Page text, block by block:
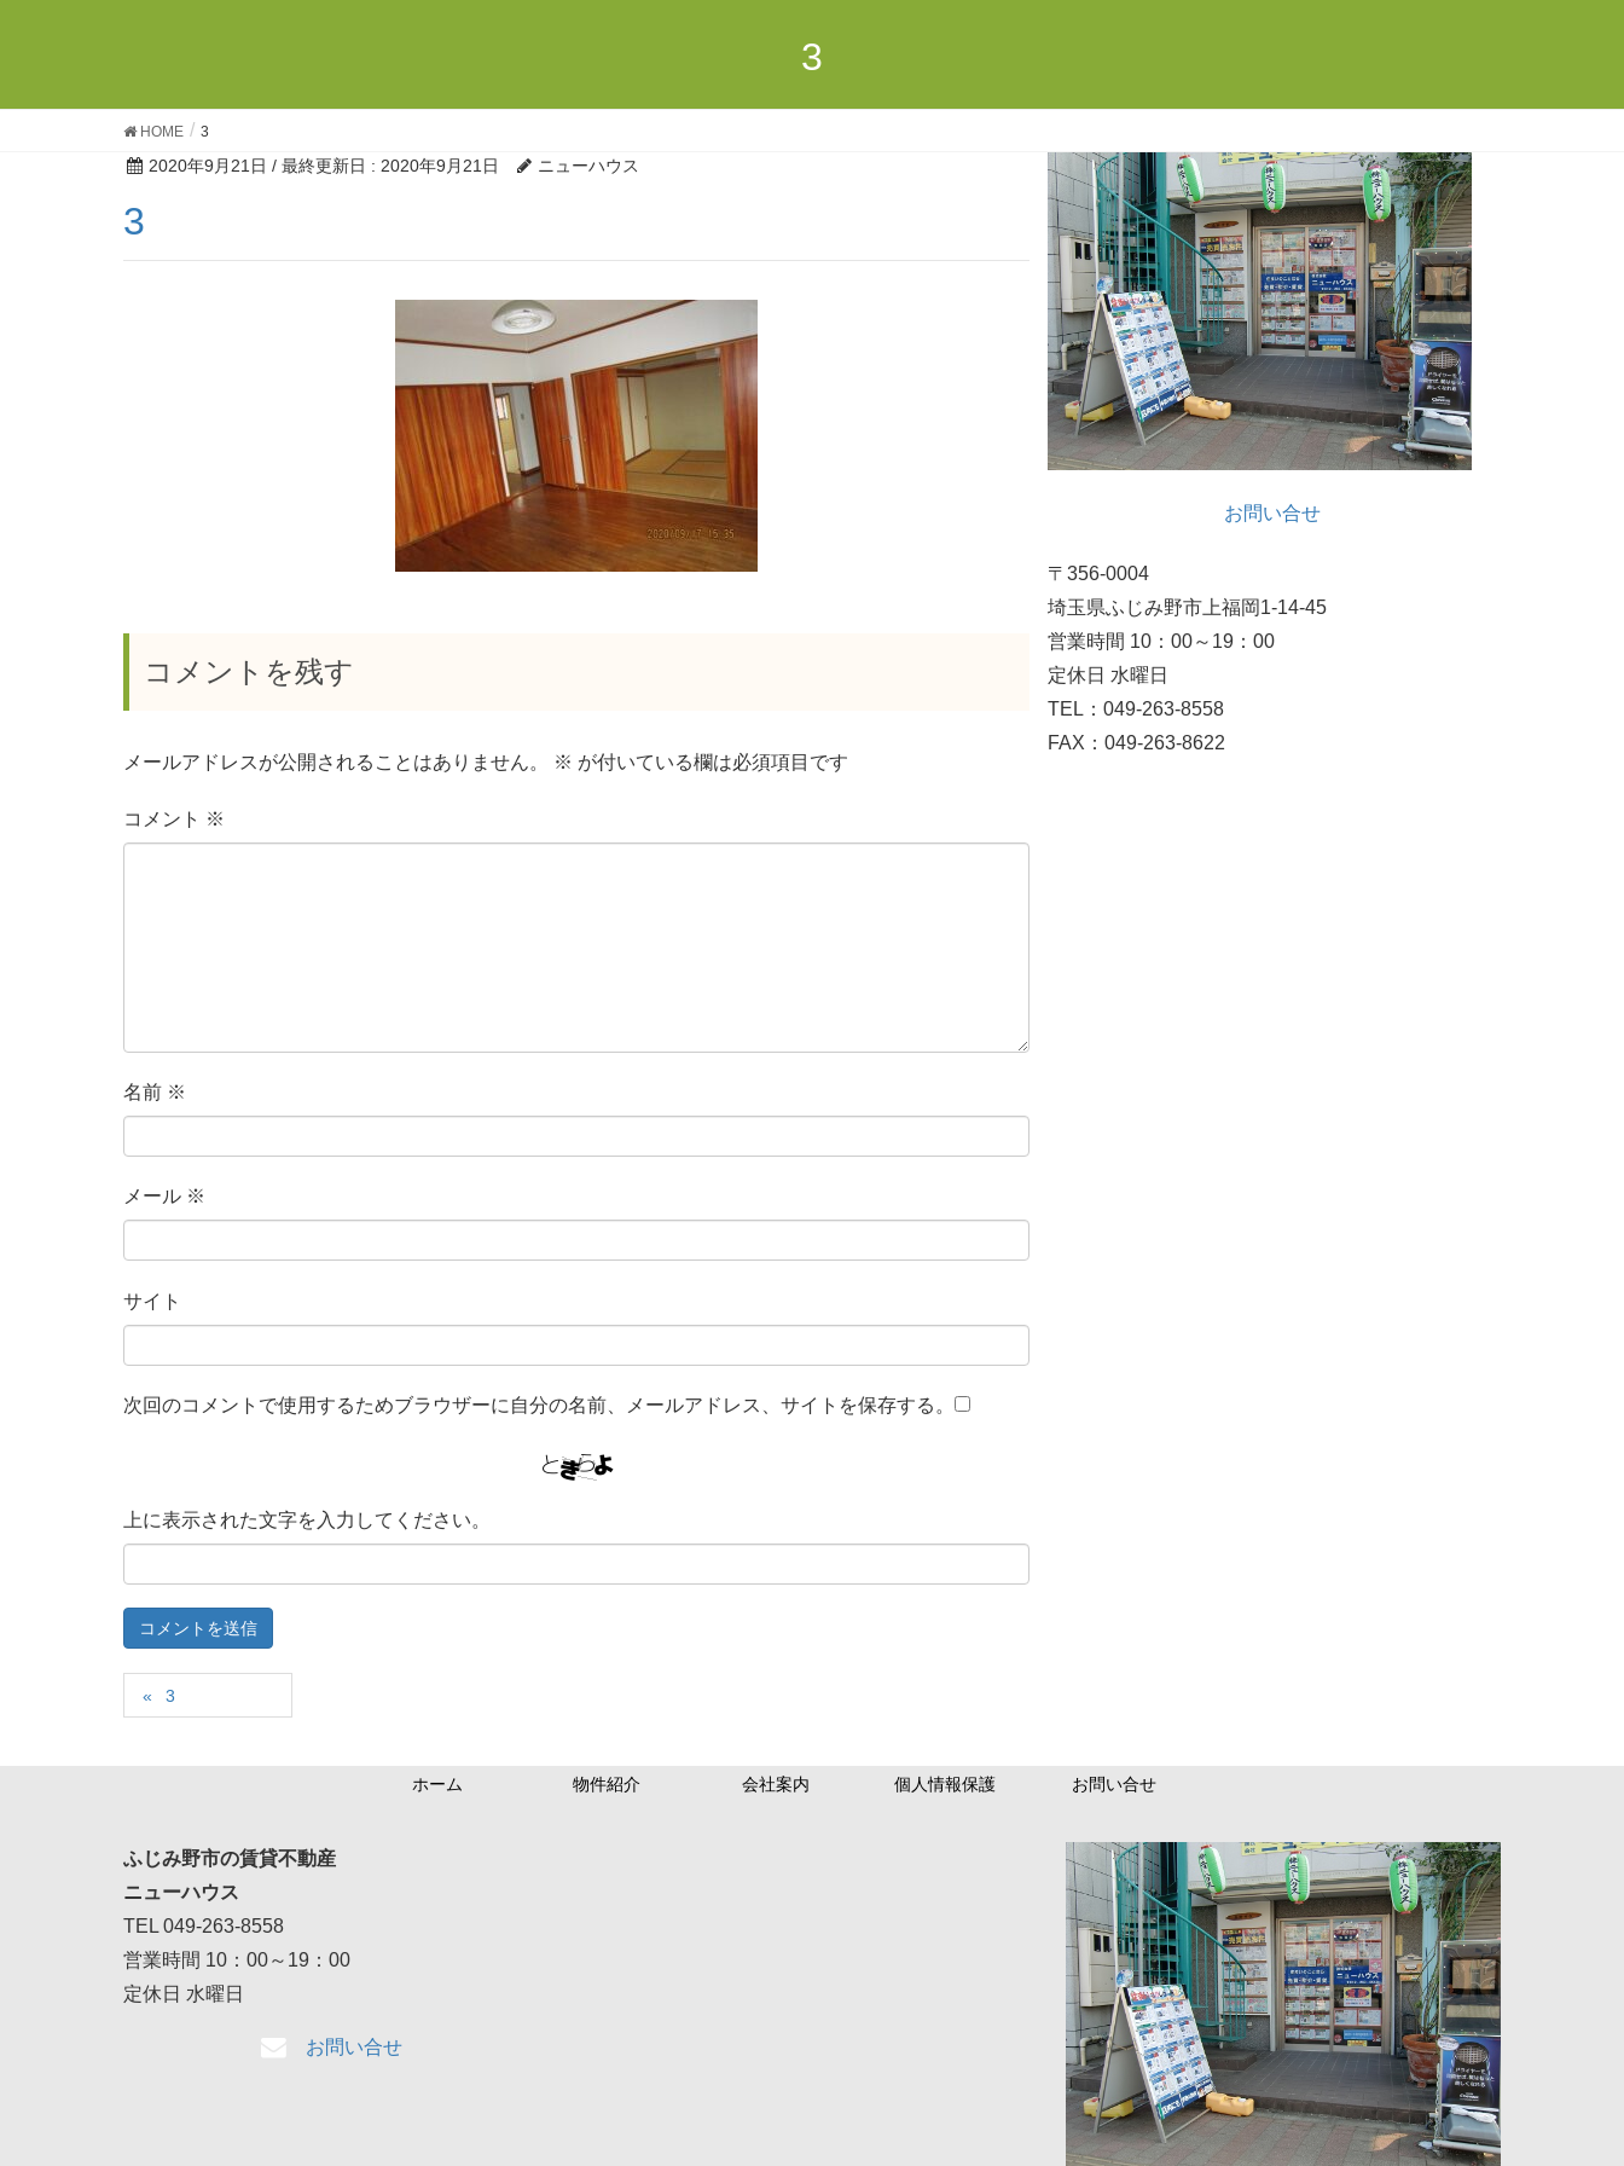
3
HOME 3
2020年9月21日 / 最終更新日 : 2020年9月21日 ニューハウス
3
コメントを残す
メールアドレスが公開されることはありません。 ※ が付いている欄は必須項目です
コメント ※
名前 ※
メール ※
サイト
次回のコメントで使用するためブラウザーに自分の名前、メールアドレス、サイトを保存する。
上に表示された文字を入力してください。
3
お問い合せ
〒356-0004
埼玉県ふじみ野市上福岡1-14-45
営業時間 10：00～19：00
定休日 水曜日
TEL：049-263-8558
FAX：049-263-8622
ホーム 物件紹介 会社案内 個人情報保護 お問い合せ
ふじみ野市の賃貸不動産
ニューハウス
TEL 049-263-8558
営業時間 10：00～19：00
定休日 水曜日
お問い合せ